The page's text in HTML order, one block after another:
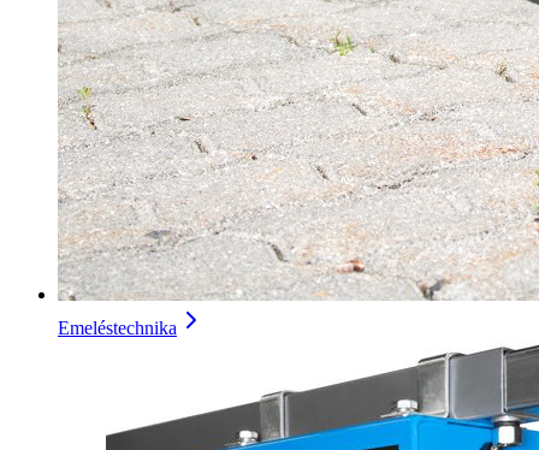
Emeléstechnika